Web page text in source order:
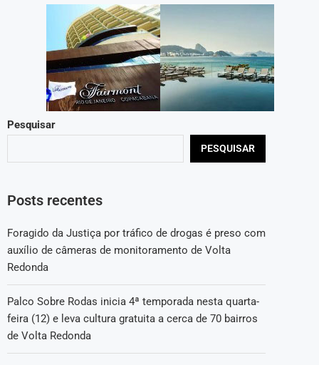
Pesquisar
PESQUISAR
Posts recentes
Foragido da Justiça por tráfico de drogas é preso com
auxílio de câmeras de monitoramento de Volta
Redonda
Palco Sobre Rodas inicia 4ª temporada nesta quarta-
feira (12) e leva cultura gratuita a cerca de 70 bairros
de Volta Redonda